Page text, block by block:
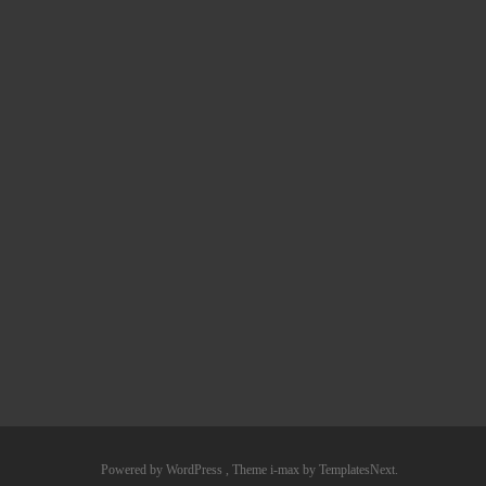
Powered by WordPress , Theme i-max by TemplatesNext.